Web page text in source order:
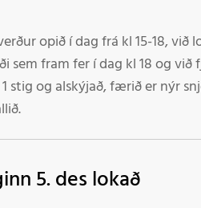
opið í dag frá kl 15-18,
sem fram fer í dag kl 18 og við
stig og alskýjað, færið er nýr
5. des lokað